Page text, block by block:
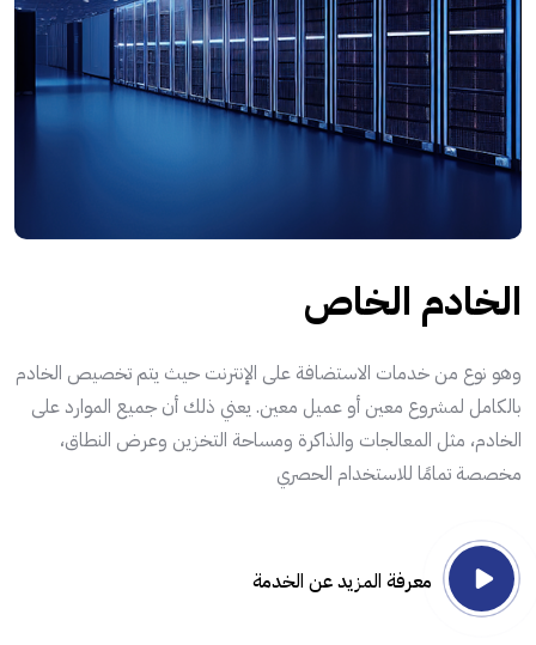
الخادم الخاص
وهو نوع من خدمات الاستضافة على الإنترنت حيث يتم تخصيص الخادم
بالكامل لمشروع معين أو عميل معين. يعني ذلك أن جميع الموارد على
الخادم، مثل المعالجات والذاكرة ومساحة التخزين وعرض النطاق،
مخصصة تمامًا للاستخدام الحصري
معرفة المزيد عن الخدمة